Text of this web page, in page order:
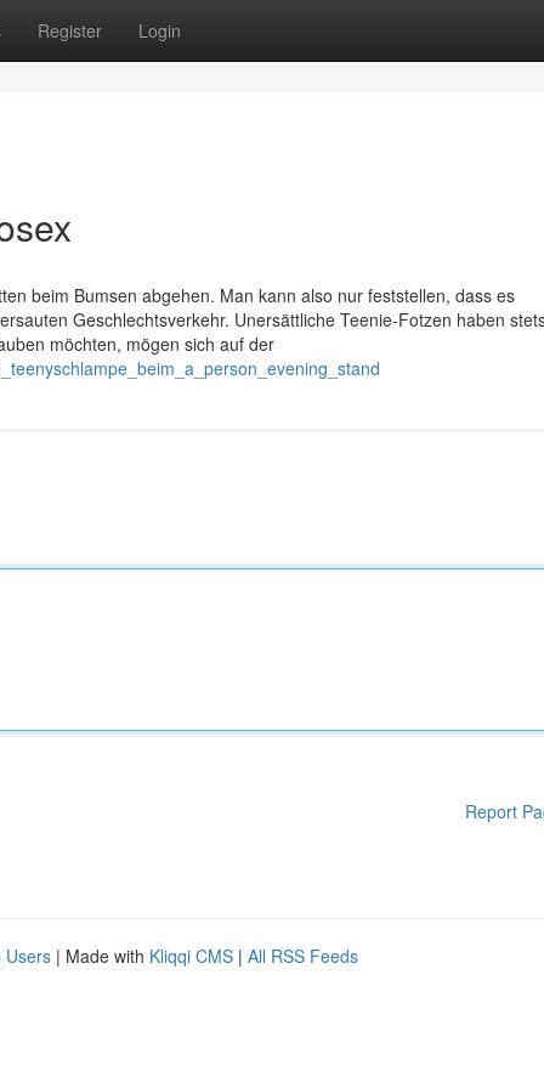
Register Login
beim Bumsen abgehen. Man kann also nur feststellen, dass es
Geschlechtsverkehr. Unersättliche Teenie-Fotzen haben
möchten, mögen sich auf der
Report
Users | Made with Kliqqi CMS | All RSS Feeds